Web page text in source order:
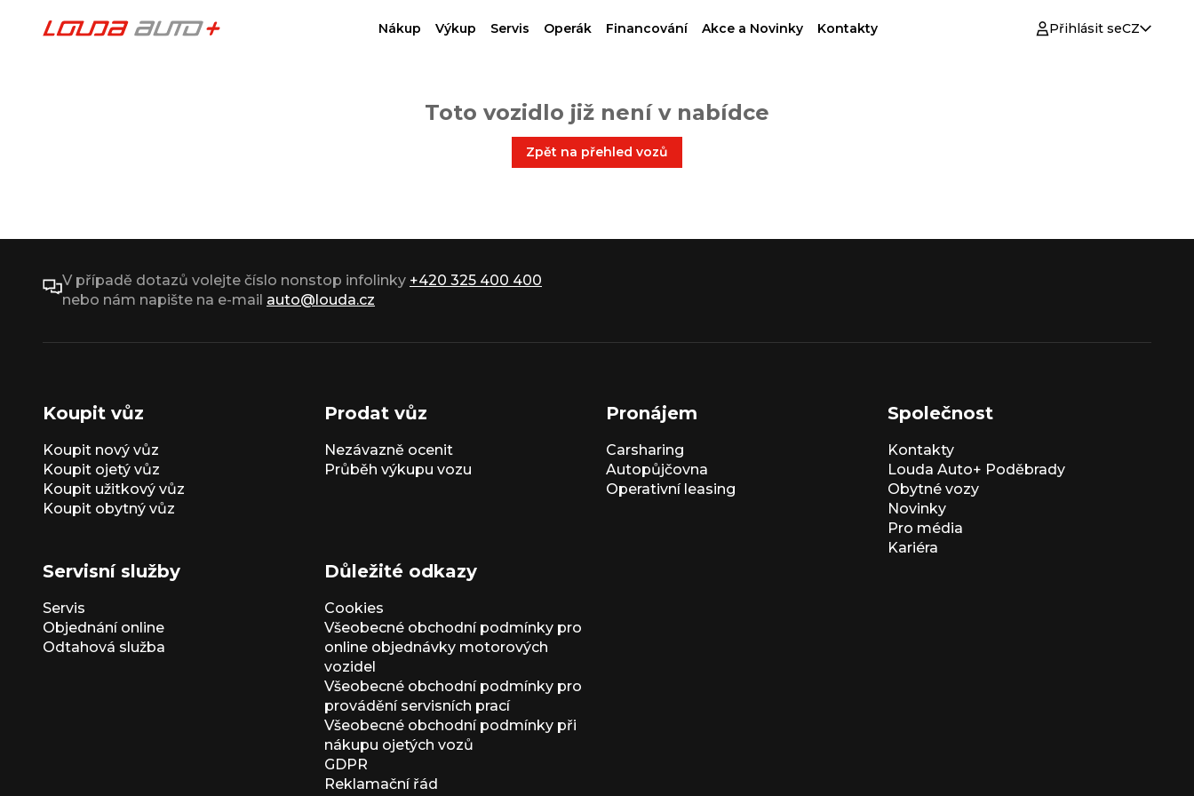
Nákup Výkup Servis Operák Financování Akce a Novinky Kontakty Přihlásit seCZ
Toto vozidlo již není v nabídce
Zpět na přehled vozů
V případě dotazů volejte číslo nonstop infolinky +420 325 400 400
nebo nám napište na e-mail auto@louda.cz
Koupit vůz
Koupit nový vůz
Koupit ojetý vůz
Koupit užitkový vůz
Koupit obytný vůz
Prodat vůz
Nezávazně ocenit
Průběh výkupu vozu
Pronájem
Carsharing
Autopůjčovna
Operativní leasing
Společnost
Kontakty
Louda Auto+ Poděbrady
Obytné vozy
Novinky
Pro média
Kariéra
Servisní služby
Servis
Objednání online
Odtahová služba
Důležité odkazy
Cookies
Všeobecné obchodní podmínky pro
online objednávky motorových
vozidel
Všeobecné obchodní podmínky pro
provádění servisních prací
Všeobecné obchodní podmínky při
nákupu ojetých vozů
GDPR
Reklamační řád